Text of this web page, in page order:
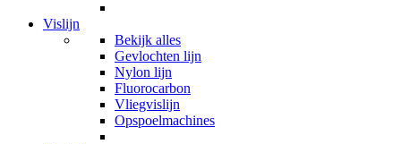
Vislijn
Bekijk alles
Gevlochten lijn
Nylon lijn
Fluorocarbon
Vliegvislijn
Opspoelmachines